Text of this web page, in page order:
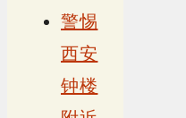
警惕
西安
钟楼